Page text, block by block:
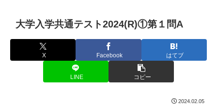
大学入学共通テスト2024(R)①第１問A
X Facebook はてブ
LINE コピー
2024.02.05